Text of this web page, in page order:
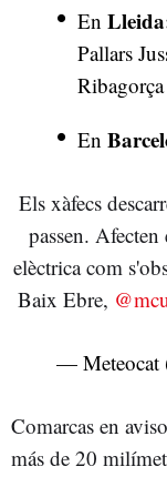
En
Pallars
En
Els xàfecs
passen.
elèctrica com
Baix Ebre,
— Meteocat
Comarcas en
más de 20